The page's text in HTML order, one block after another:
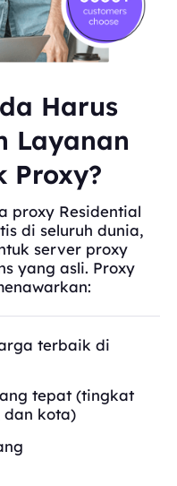
Harus
Layanan
Proxy?
proxy Residential
di seluruh dunia,
server proxy
yang asli. Proxy
terbaik di
tepat (tingkat
dan kota)